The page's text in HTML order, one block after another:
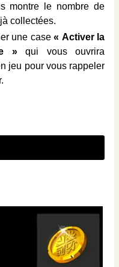
montre le nombre de
collectées.
une case « Activer la
»qui vous ouvrira
jeu pour vous rappeler